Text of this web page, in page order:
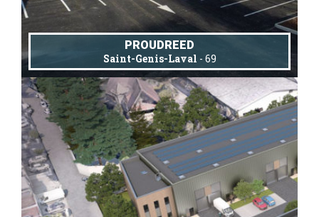
PROUDREED
Saint-Genis-Laval - 69